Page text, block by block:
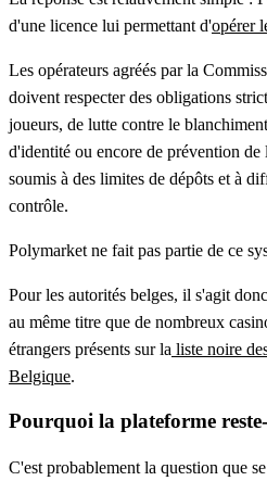
d'une licence lui permettant d'opérer
Les opérateurs agréés par la
doivent respecter des obligations
joueurs, de lutte contre le
d'identité ou encore de prévention
soumis à des limites de dépôts et à
contrôle.
Polymarket ne fait pas partie de ce
Pour les autorités belges, il s'agit
au même titre que de nombreux
étrangers présents sur la liste noire
Belgique.
Pourquoi la plateforme reste-
C'est probablement la question que